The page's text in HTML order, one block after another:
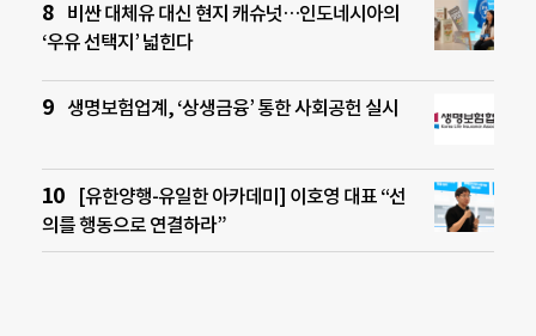
비싼 대체유 대신 현지 캐슈넛…인도네시아의
‘우유 선택지’ 넓힌다
생명보험업계, ‘상생금융’ 통한 사회공헌 실시
[유한양행-유일한 아카데미] 이호영 대표 “선
의를 행동으로 연결하라”